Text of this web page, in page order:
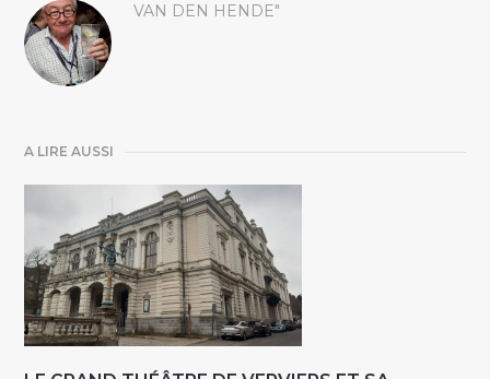
VAN DEN HENDE"
A LIRE AUSSI